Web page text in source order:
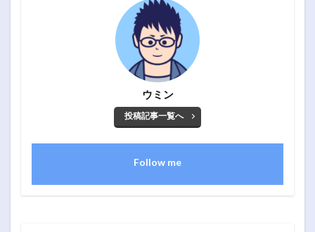
ウミン
投稿記事一覧へ
Follow me